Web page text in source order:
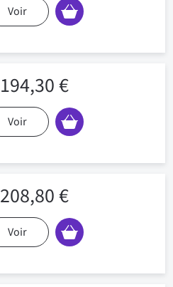
Voir
194,30 €
Voir
208,80 €
Voir